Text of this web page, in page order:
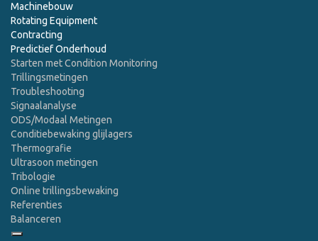
Machinebouw
Rotating Equipment
Contracting
Predictief Onderhoud
Starten met Condition Monitoring
Trillingsmetingen
Troubleshooting
Signaalanalyse
ODS/Modaal Metingen
Conditiebewaking glijlagers
Thermografie
Ultrasoon metingen
Tribologie
Online trillingsbewaking
Referenties
Balanceren